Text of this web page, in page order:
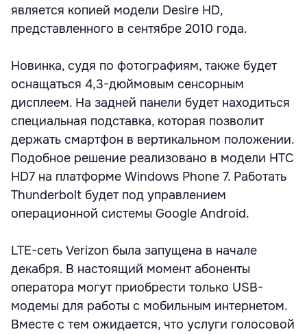
является копией модели Desire HD,
представленного в сентябре 2010 года.
Новинка, судя по фотографиям, также будет
оснащаться 4,3-дюймовым сенсорным
дисплеем. На задней панели будет находиться
специальная подставка, которая позволит
держать смартфон в вертикальном положении.
Подобное решение реализовано в модели HTC
HD7 на платформе Windows Phone 7. Работать
Thunderbolt будет под управлением
операционной системы Google Android.
LTE-сеть Verizon была запущена в начале
декабря. В настоящий момент абоненты
оператора могут приобрести только USB-
модемы для работы с мобильным интернетом.
Вместе с тем ожидается, что услуги голосовой